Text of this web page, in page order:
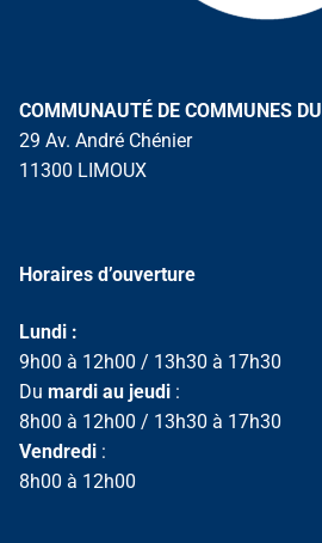
COMMUNAUTÉ DE COMMUNES
29 Av. André Chénier
11300 LIMOUX
Horaires d’ouverture
Lundi :
9h00 à 12h00 / 13h30 à 17h30
Du mardi au jeudi :
8h00 à 12h00 / 13h30 à 17h30
Vendredi :
8h00 à 12h00